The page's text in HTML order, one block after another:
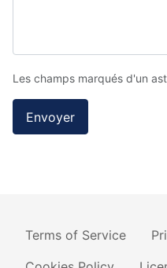
Les champs marqués d'un
Envoyer
Terms of Service